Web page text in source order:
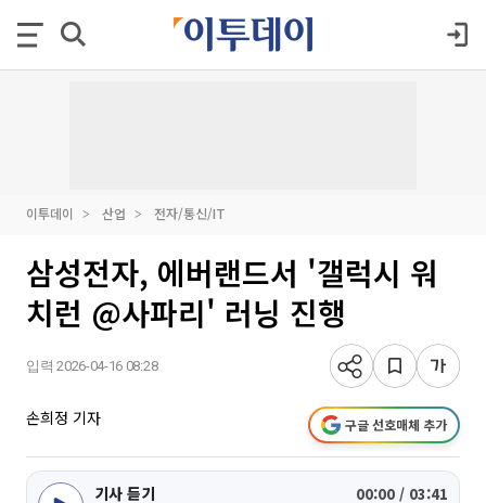
이투데이 산업 전자/통신/IT
삼성전자, 에버랜드서 '갤럭시 워
치런 @사파리' 러닝 진행
입력 2026-04-16 08:28
손희정 기자 구글 선호매체 추가
기사 듣기 00:00 / 03:41